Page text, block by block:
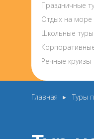
Праздничные
Отдых на море
Школьные туры
Речные круизы
Главная Туры